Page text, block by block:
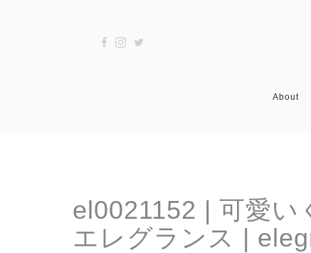
About
el0021152 | 可愛い
エレグランス |